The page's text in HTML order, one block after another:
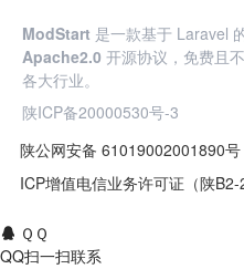
ModStart 是一款基于 Laravel
Apache2.0 开源协议，免费且
各大行业。
陕ICP备20000530号-3
陕公网安备 61019002001890号
ICP增值电信业务许可证（陕B2-
ＱＱ
QQ扫一扫联系